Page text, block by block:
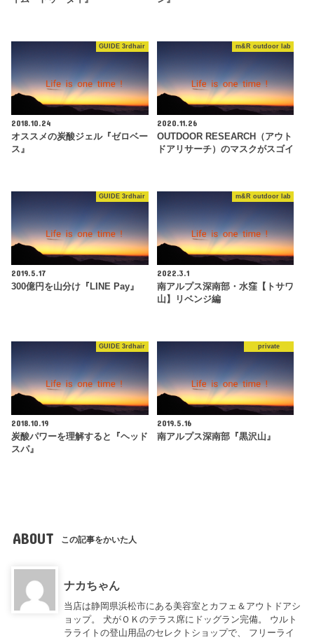
GUIDE 3rdhair
2018.10.24
オススメの炭酸ジェル『ゼロベー
ス』
m&R outdoor lab
2020.11.26
OUTDOOR RESEARCH（アウト
ドアリサーチ）のマスクがスゴイ
GUIDE 3rdhair
2019.5.17
300億円を山分け『LINE Pay』
m&R outdoor lab
2022.3.1
南アルプス深南部・水窪【トサワ
山】リベンジ編
GUIDE 3rdhair
2018.10.19
炭酸パワーを理解すると『ヘッド
スパ』
private
2019.5.16
南アルプス深南部『黒沢山』
ABOUT この記事をかいた人
ナカちゃん
当店は静岡県浜松市にある美容室とカフェ＆アウトドアシ
ョップ。 犬がＯＫのテラス席にドッグラン完備。 ウルト
ラライトの登山用品のセレクトショップで、 フリーライ